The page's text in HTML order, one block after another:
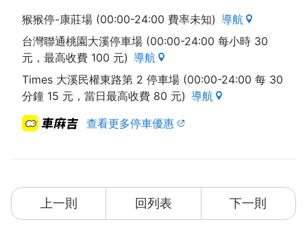
猴猴停-康莊場 (00:00-24:00 費率未知) 導航
台灣聯通桃園大溪停車場 (00:00-24:00 每小時 30
元，最高收費 100 元) 導航
Times 大溪民權東路第 2 停車場 (00:00-24:00 每 30
分鐘 15 元，當日最高收費 80 元) 導航
查看更多停車優惠
上一則 回列表 下一則